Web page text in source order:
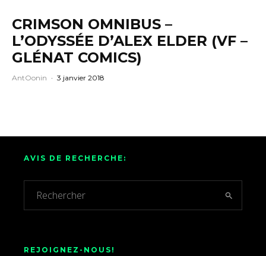
CRIMSON OMNIBUS –
L’ODYSSÉE D’ALEX ELDER (VF –
GLÉNAT COMICS)
AntOonin · 3 janvier 2018
AVIS DE RECHERCHE:
REJOIGNEZ-NOUS!